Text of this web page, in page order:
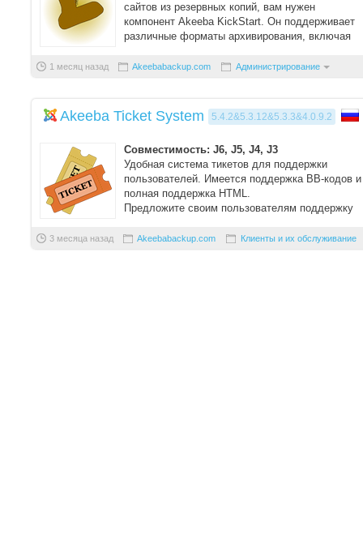
сайтов из резервных копий, вам нужен
компонент Akeeba KickStart. Он поддерживает
различные форматы архивирования, включая
1 месяц назад Akeebabackup.com Администрирование
Akeeba Ticket System 5.4.2&5.3.12&5.3.3&4.0.9.2
Совместимость: J6, J5, J4, J3
Удобная система тикетов для поддержки
пользователей. Имеется поддержка BB-кодов и
полная поддержка HTML.
Предложите своим пользователям поддержку
3 месяца назад Akeebabackup.com Клиенты и их обслуживание